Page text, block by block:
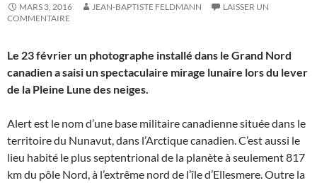
MARS 3, 2016 JEAN-BAPTISTE FELDMANN
LAISSER UN
COMMENTAIRE
Le 23 février un photographe installé dans le Grand Nord
canadien a saisi un spectaculaire mirage lunaire lors du lever
de la Pleine Lune des neiges.
Alert est le nom d’une base militaire canadienne située dans le
territoire du Nunavut, dans l’Arctique canadien. C’est aussi le
lieu habité le plus septentrional de la planète à seulement 817
km du pôle Nord, à l’extrême nord de l’île d’Ellesmere. Outre la